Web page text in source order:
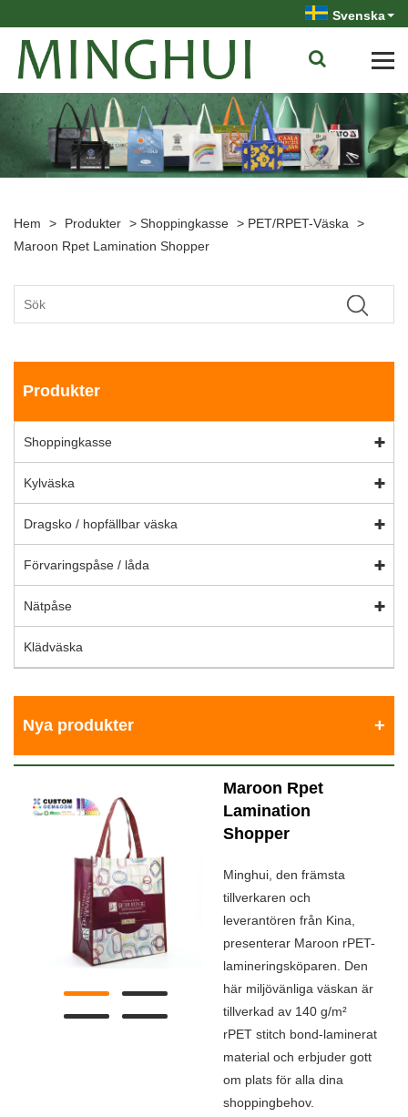
Svenska
Hem > Produkter > Shoppingkasse > PET/RPET-Väska >
Maroon Rpet Lamination Shopper
Produkter
Shoppingkasse
Kylväska
Dragsko / hopfällbar väska
Förvaringspåse / låda
Nätpåse
Klädväska
Nya produkter
Maroon Rpet
Lamination
Shopper
Minghui, den främsta
tillverkaren och
leverantören från Kina,
presenterar Maroon rPET-
lamineringsköparen. Den
här miljövänliga väskan är
tillverkad av 140 g/m²
rPET stitch bond-laminerat
material och erbjuder gott
om plats för alla dina
shoppingbehov.